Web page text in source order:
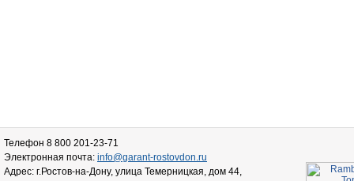
Телефон 8 800 201-23-71
Электронная почта: info@garant-rostovdon.ru
Адрес: г.Ростов-на-Дону, улица Темерницкая, дом 44,